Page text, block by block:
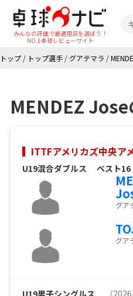
みんなの評価で最適用具を選ぼう！
NO.1卓球レビューサイト
トップ / トップ選手 / グアテマラ /
MENDEZ
ITTFアメリカズ中央ア
U19混合ダブルス ベスト16
グア
グア